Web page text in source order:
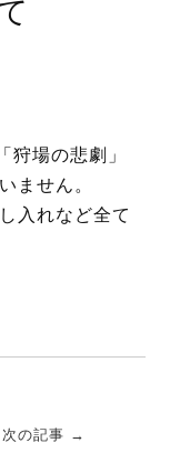
狩場の悲劇」
ません。
入れなど全て
次の記事 →